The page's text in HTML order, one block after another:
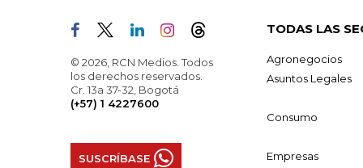
© 2026, RCN Medios. Todos
los derechos reservados.
Cr. 13a 37-32, Bogotá
(+57) 1 4227600
SUSCRÍBASE
TODAS LAS
Agronegocios
Asuntos Legales
Consumo
Empresas